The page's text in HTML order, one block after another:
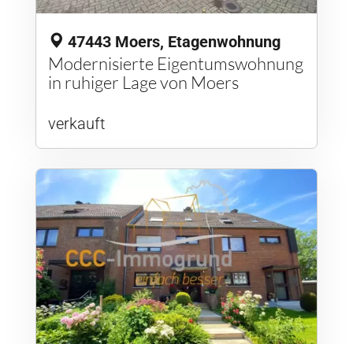
47443 Moers, Etagenwohnung
Modernisierte Eigentumswohnung
in ruhiger Lage von Moers
verkauft